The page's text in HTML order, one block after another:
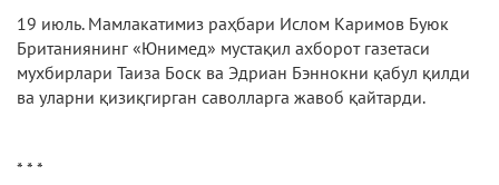
19 июль. Мамлакатимиз раҳбари Ислом Каримов Буюк
Британиянинг «Юнимед» мустақил ахборот газетаси
мухбирлари Таиза Боск ва Эдриан Бэннокни қабул қилди
ва уларни қизиқгирган саволларга жавоб қайтарди.
* * *